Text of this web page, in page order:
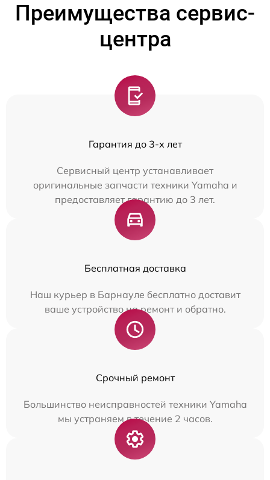
Преимущества сервис-
центра
Гарантия до 3-х лет
Сервисный центр устанавливает
оригинальные запчасти техники Yamaha и
предоставляет гарантию до 3 лет.
Бесплатная доставка
Наш курьер в Барнауле бесплатно доставит
ваше устройство на ремонт и обратно.
Срочный ремонт
Большинство неисправностей техники Yamaha
мы устраняем в течение 2 часов.